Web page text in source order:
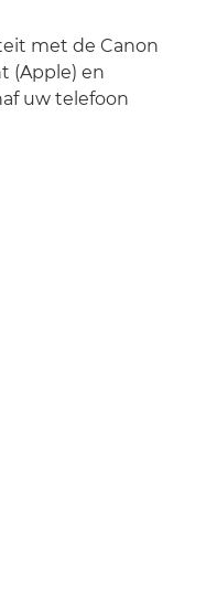
met de Canon
(Apple) en
uw telefoon